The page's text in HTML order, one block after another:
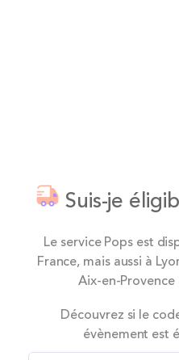
Suis-je
Le service Pops est
France, mais aussi à
Aix-en-
Découvrez si le
évènement est